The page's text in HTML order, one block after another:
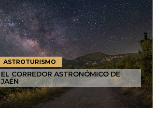
ASTROTURISMO
EL CORREDOR ASTRONÓMICO DE
JAÉN